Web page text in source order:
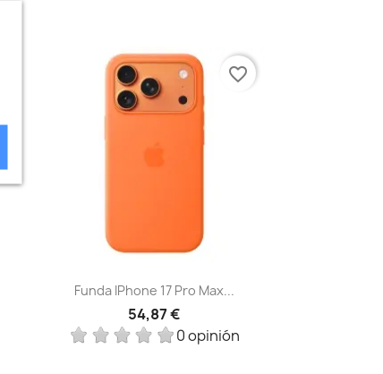
Vista rápida
Funda IPhone 17 Pro Max...
54,87 €
0 opinión
favorite_border